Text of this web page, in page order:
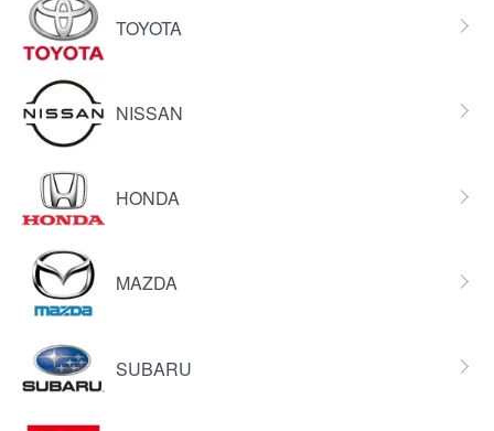
TOYOTA
NISSAN
HONDA
MAZDA
SUBARU